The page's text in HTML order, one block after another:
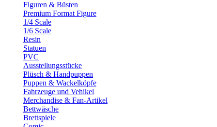
Figuren & Büsten
Premium Format Figure
1/4 Scale
1/6 Scale
Resin
Statuen
PVC
Ausstellungsstücke
Plüsch & Handpuppen
Puppen & Wackelköpfe
Fahrzeuge und Vehikel
Merchandise & Fan-Artikel
Bettwäsche
Brettspiele